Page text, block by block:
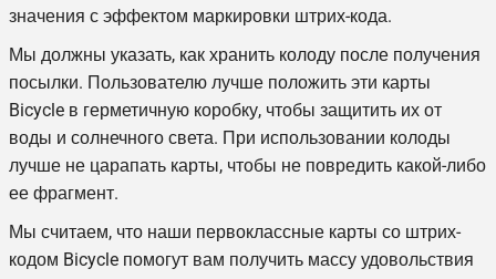
значения с эффектом маркировки штрих-кода.
Мы должны указать, как хранить колоду после получения
посылки. Пользователю лучше положить эти карты
Bicycle в герметичную коробку, чтобы защитить их от
воды и солнечного света. При использовании колоды
лучше не царапать карты, чтобы не повредить какой-либо
ее фрагмент.
Мы считаем, что наши первоклассные карты со штрих-
кодом Bicycle помогут вам получить массу удовольствия